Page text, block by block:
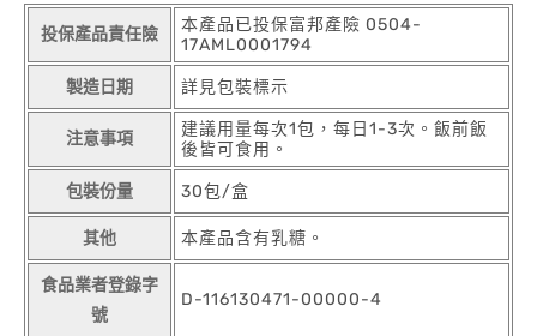
投保產品責任險
本產品已投保富邦產險 0504-
17AML0001794
製造日期 詳見包裝標示
注意事項
建議用量每次1包，每日1-3次。飯前飯
後皆可食用。
包裝份量 30包/盒
其他 本產品含有乳糖。
食品業者登錄字
號
D-116130471-00000-4